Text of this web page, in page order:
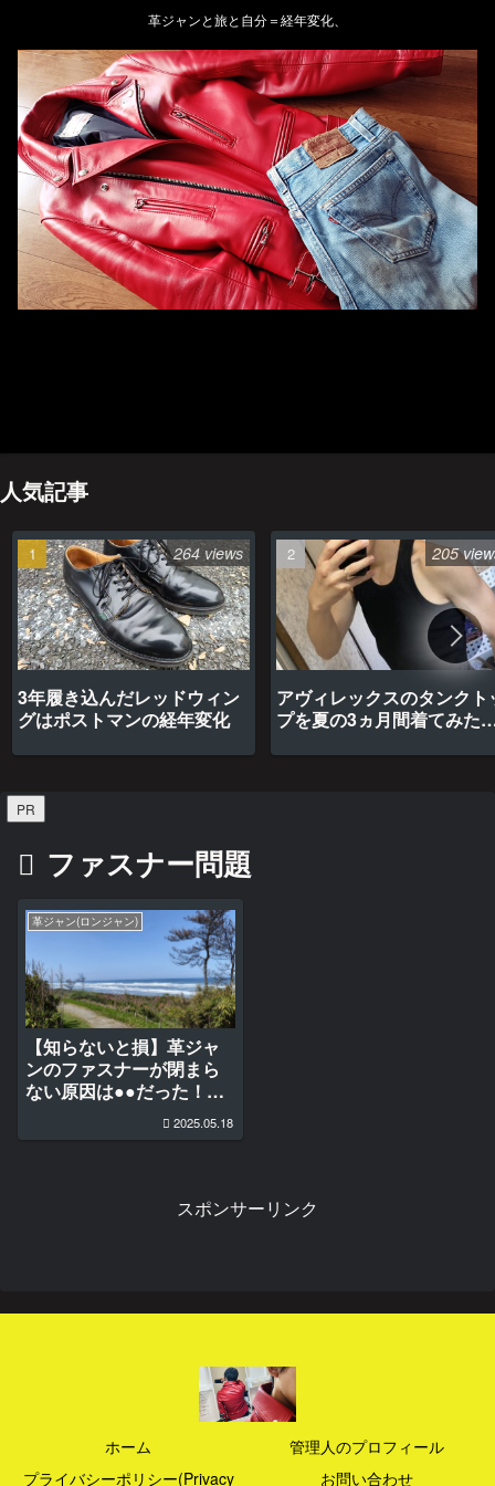
革ジャンと旅と自分＝経年変化、
人気記事
3年履き込んだレッドウィン
グはポストマンの経年変化
264 views
アヴィレックスのタンクト
プを夏の3ヵ月間着てみた
205
PR
ファスナー問題
革ジャン(ロンジャン)
【知らないと損】革ジャ
ンのファスナーが閉まら
ない原因は●●だった！？
2025.05.18
スポンサーリンク
ホーム
管理人のプロフィール
プライバシーポリシー(Privacy
お問い合わせ